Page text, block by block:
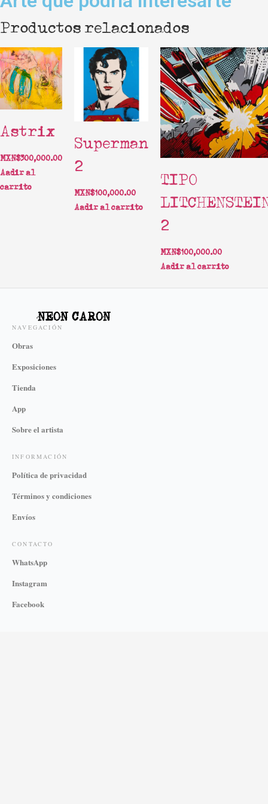
Productos relacionados
Astérix
MXN$300,000.00
Añadir al
carrito
Superman
2
MXN$100,000.00
Añadir al carrito
TIPO
2
MXN$100,000.00
Añadir al carrito
NEON CARON
NAVEGACIÓN
Obras
Exposiciones
Tienda
App
Sobre el artista
INFORMACIÓN
Política de privacidad
Términos y condiciones
Envíos
CONTACTO
WhatsApp
Instagram
Facebook